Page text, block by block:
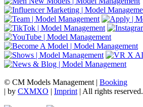
© CM Models Management | Booking
| by CXMXO | Imprint | All rights reserved.